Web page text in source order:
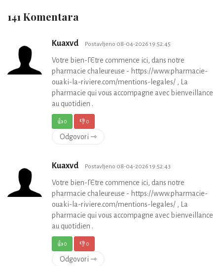
141 Komentara
Kuaxvd Postavljeno 08-04-2026 19:52:45
Votre bien-ГЄtre commence ici, dans notre
pharmacie chaleureuse - https://www.pharmacie-
ouaki-la-riviere.com/mentions-legales/ , La
pharmacie qui vous accompagne avec bienveillance
au quotidien .
👍0 👎0
Odgovori ⇾
Kuaxvd Postavljeno 08-04-2026 19:52:43
Votre bien-ГЄtre commence ici, dans notre
pharmacie chaleureuse - https://www.pharmacie-
ouaki-la-riviere.com/mentions-legales/ , La
pharmacie qui vous accompagne avec bienveillance
au quotidien .
👍0 👎0
Odgovori ⇾